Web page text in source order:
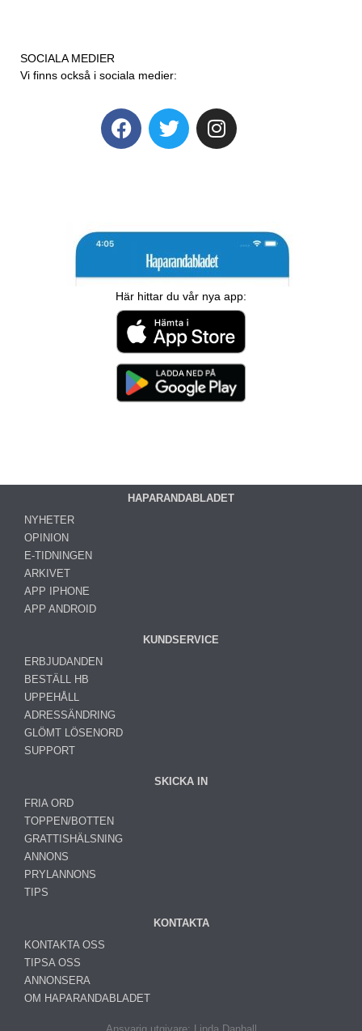
SOCIALA MEDIER
Vi finns också i sociala medier:
Här hittar du vår nya app:
HAPARANDABLADET
NYHETER
OPINION
E-TIDNINGEN
ARKIVET
APP IPHONE
APP ANDROID
KUNDSERVICE
ERBJUDANDEN
BESTÄLL HB
UPPEHÅLL
ADRESSÄNDRING
GLÖMT LÖSENORD
SUPPORT
SKICKA IN
FRIA ORD
TOPPEN/BOTTEN
GRATTISHÄLSNING
ANNONS
PRYLANNONS
TIPS
KONTAKTA
KONTAKTA OSS
TIPSA OSS
ANNONSERA
OM HAPARANDABLADET
Ansvarig utgivare: Linda Danhall